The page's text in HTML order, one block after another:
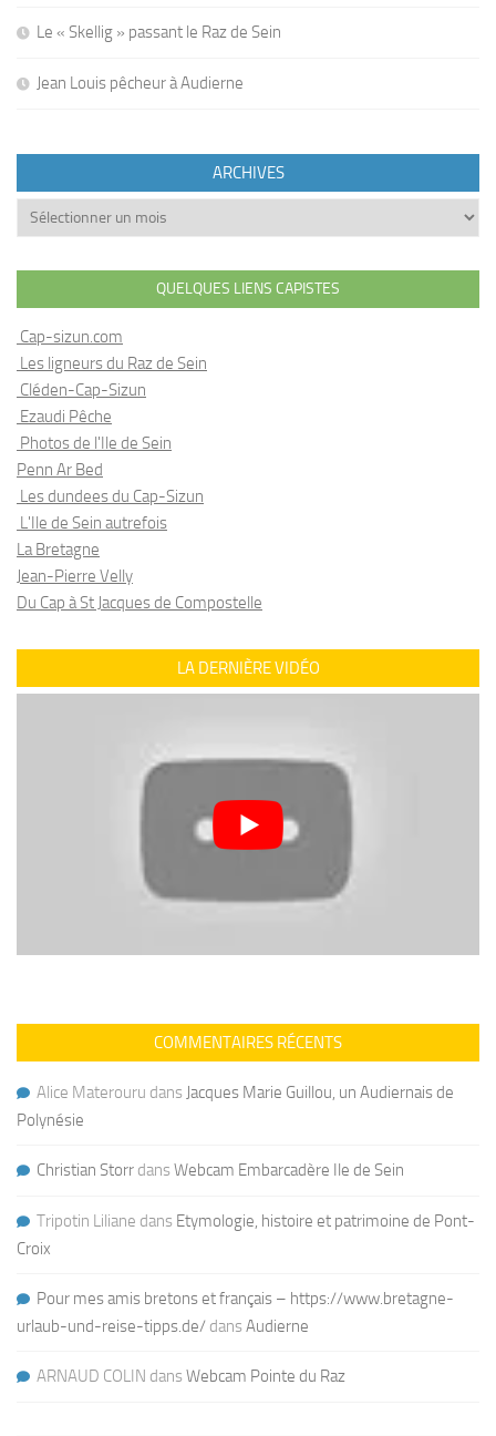
Le « Skellig » passant le Raz de Sein
Jean Louis pêcheur à Audierne
ARCHIVES
Archives
QUELQUES LIENS CAPISTES
Cap-sizun.com
Les ligneurs du Raz de Sein
Cléden-Cap-Sizun
Ezaudi Pêche
Photos de l'Ile de Sein
Penn Ar Bed
Les dundees du Cap-Sizun
L'Ile de Sein autrefois
La Bretagne
Jean-Pierre Velly
Du Cap à St Jacques de Compostelle
LA DERNIÈRE VIDÉO
COMMENTAIRES RÉCENTS
Alice Materouru dans Jacques Marie Guillou, un Audiernais de
Polynésie
Christian Storr dans Webcam Embarcadère Ile de Sein
Tripotin Liliane dans Etymologie, histoire et patrimoine de Pont-
Croix
Pour mes amis bretons et français – https://www.bretagne-
urlaub-und-reise-tipps.de/ dans Audierne
ARNAUD COLIN dans Webcam Pointe du Raz